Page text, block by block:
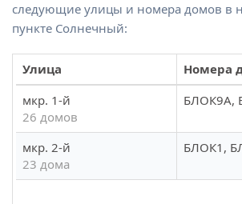
следующие улицы и номера домов в
пункте Солнечный:
Улица
Номера
мкр. 1-й
26 домов
БЛОК9А,
мкр. 2-й
23 дома
БЛОК1,